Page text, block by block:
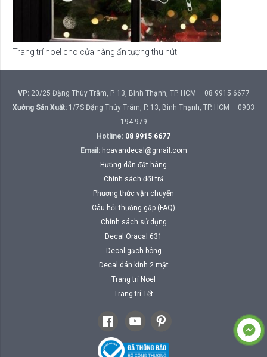
Trang trí noel cho cửa hàng ấn tượng thu hút
VP:20/25 Đặng Thùy Trâm, P. 13, Bình Thạnh, TP. HCM – 08 9915 6677
Xưởng Sản Xuất: 1/7S Đặng Thùy Trâm, P. 13, Bình Thạnh, TP. HCM – 0903
194 979
Hotline: 08 9915 6677
Email: hoavandecal@gmail.com
Hướng dẫn đặt hàng
Chính sách đổi trả
Phương thức vận chuyển
Câu hỏi thường gặp (FAQ)
Chính sách sử dụng
Decal Oracal 631
Decal gạch bông
Decal dán kính 2 mặt
Trang trí Noel
Trang trí Tết